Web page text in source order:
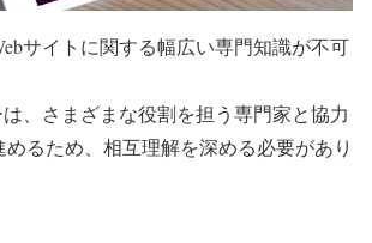
サイトに関する幅広い専門知識が不可
、さまざまな役割を担う専門家と協力
めるため、相互理解を深める必要があり